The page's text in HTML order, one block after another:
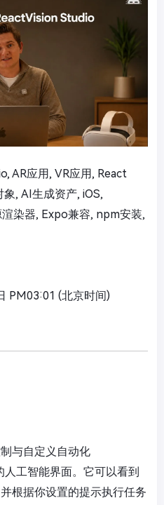
AR应用, VR应用, React
, AI生成资产, iOS,
染器, Expo兼容, npm安装,
PM03:01 (北京时间)
与自定义自动化
人工智能界面。它可以看到
根据你设置的提示执行任务